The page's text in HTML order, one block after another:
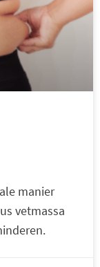
manier
vetmassa